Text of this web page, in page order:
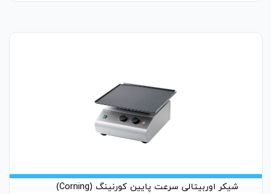
شیکر اوربیتالی سرعت پایین کورنینگ (Corning)